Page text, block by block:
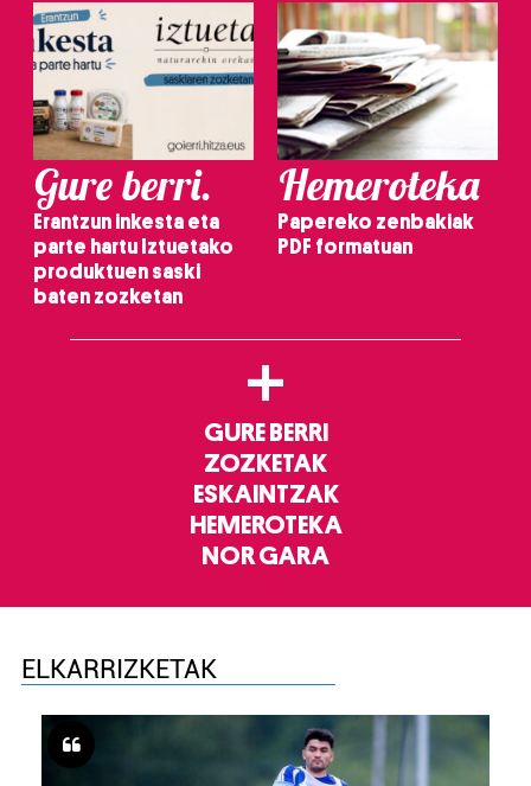
Gure berri.
Erantzun inkesta eta
parte hartu Iztuetako
produktuen saski
baten zozketan
Hemeroteka
Papereko zenbakiak
PDF formatuan
+
GURE BERRI
ZOZKETAK
ESKAINTZAK
HEMEROTEKA
NOR GARA
ELKARRIZKETAK